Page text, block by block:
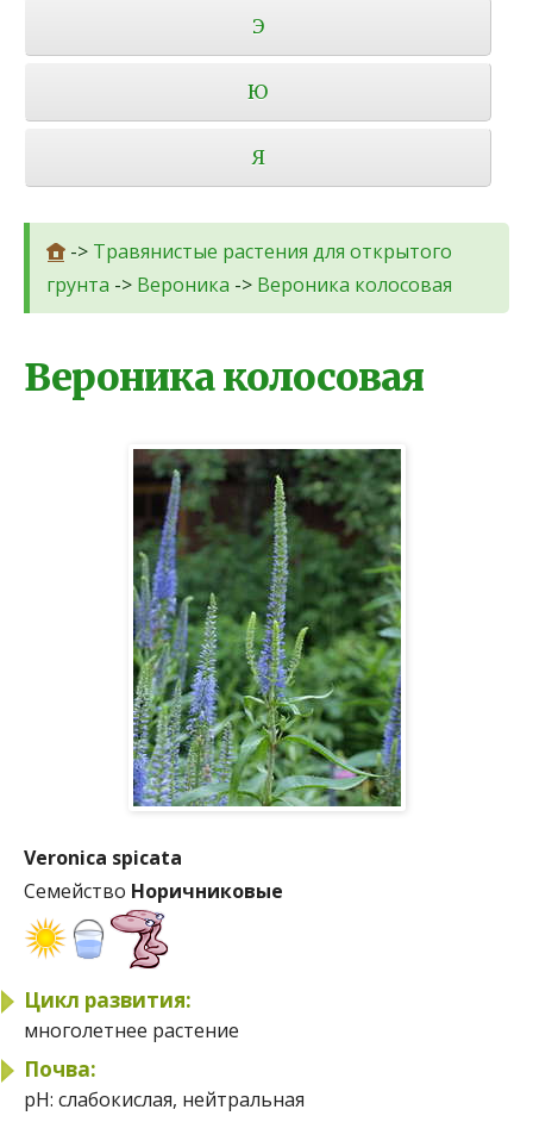
Э
Ю
Я
-> Травянистые растения для открытого
грунта -> Вероника -> Вероника колосовая
Вероника колосовая
Veronica spicata
Семейство Норичниковые
Цикл развития:
многолетнее растение
Почва:
pH: слабокислая, нейтральная